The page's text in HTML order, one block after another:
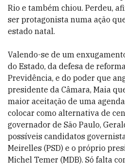
Rio e também chiou. Perdeu,
ser protagonista numa ação
estado natal.
Valendo-se de um
do Estado, da defesa de
Previdência, e do poder que
presidente da Câmara, Maia
maior aceitação de uma
colocar como alternativa de
governador de São Paulo,
possíveis candidatos
Meirelles (PSD) e o próprio
Michel Temer (MDB). Só falta